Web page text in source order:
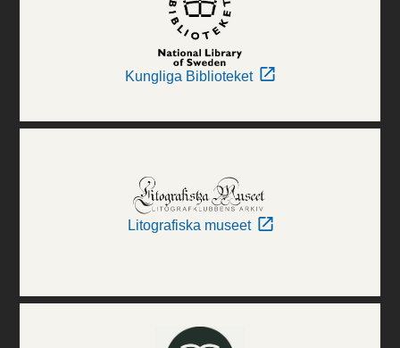
Kungliga Biblioteket
Litografiska museet